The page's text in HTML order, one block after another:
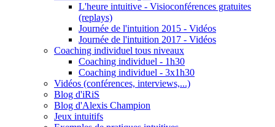
L'heure intuitive - Visioconférences gratuites
(replays)
Journée de l'intuition 2015 - Vidéos
Journée de l'intuition 2017 - Vidéos
Coaching individuel tous niveaux
Coaching individuel - 1h30
Coaching individuel - 3x1h30
Vidéos (conférences, interviews,...)
Blog d'iRiS
Blog d'Alexis Champion
Jeux intuitifs